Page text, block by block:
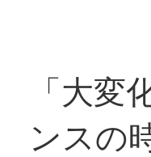
「大変
ンスの